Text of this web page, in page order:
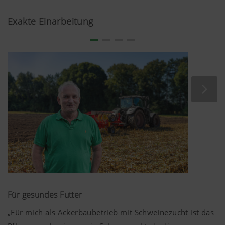
System nur der notwendige Weg entsprechend der
eingestellten Schnittbreite geschwenkt. Das spart
unnötigen Schwenkweg. Zusätzlich ist eine Reduzierung
der Schnittbreite auf ein Minimum nicht notwendig und
die Komponenten der hydraulischen
Schnittbreitenverstellung werden beim Wendevorgang
nicht beansprucht.
Exakte Einarbeitung
Für gesundes Futter
„Für mich als Ackerbaubetrieb mit Schweinezucht ist das